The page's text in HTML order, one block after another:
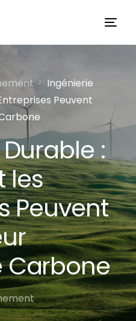
Ingénierie
Peuvent
:
les
Peuvent
Carbone